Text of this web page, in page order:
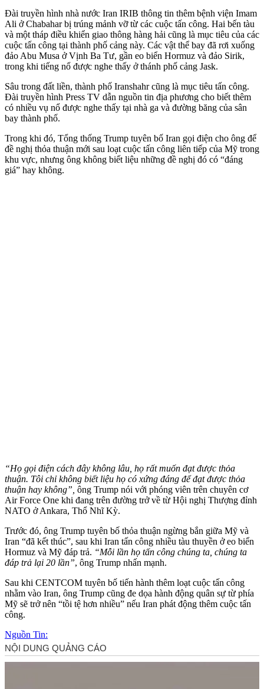
Đài truyền hình nhà nước Iran IRIB thông tin thêm bệnh viện Imam
Ali ở Chabahar bị trúng mảnh vỡ từ các cuộc tấn công. Hai bến tàu
và một tháp điều khiển giao thông hàng hải cũng là mục tiêu của các
cuộc tấn công tại thành phố cảng này. Các vật thể bay đã rơi xuống
đảo Abu Musa ở Vịnh Ba Tư, gần eo biển Hormuz và đảo Sirik,
trong khi tiếng nổ được nghe thấy ở thánh phố cảng Jask.
Sâu trong đất liền, thành phố Iranshahr cũng là mục tiêu tấn công.
Đài truyền hình Press TV dẫn nguồn tin địa phương cho biết thêm
có nhiều vụ nổ được nghe thấy tại nhà ga và đường băng của sân
bay thành phố.
Trong khi đó, Tổng thống Trump tuyên bố Iran gọi điện cho ông để
đề nghị thỏa thuận mới sau loạt cuộc tấn công liên tiếp của Mỹ trong
khu vực, nhưng ông không biết liệu những đề nghị đó có “đáng
giá” hay không.
“Họ gọi điện cách đây không lâu, họ rất muốn đạt được thỏa
thuận. Tôi chỉ không biết liệu họ có xứng đáng để đạt được thỏa
thuận hay không”, ông Trump nói với phóng viên trên chuyên cơ
Air Force One khi đang trên đường trở về từ Hội nghị Thượng đỉnh
NATO ở Ankara, Thổ Nhĩ Kỳ.
Trước đó, ông Trump tuyên bố thỏa thuận ngừng bắn giữa Mỹ và
Iran “đã kết thúc”, sau khi Iran tấn công nhiều tàu thuyền ở eo biển
Hormuz và Mỹ đáp trả. “Mỗi lần họ tấn công chúng ta, chúng ta
đáp trả lại 20 lần”, ông Trump nhấn mạnh.
Sau khi CENTCOM tuyên bố tiến hành thêm loạt cuộc tấn công
nhằm vào Iran, ông Trump cũng đe dọa hành động quân sự từ phía
Mỹ sẽ trở nên “tồi tệ hơn nhiều” nếu Iran phát động thêm cuộc tấn
công.
Nguồn Tin: